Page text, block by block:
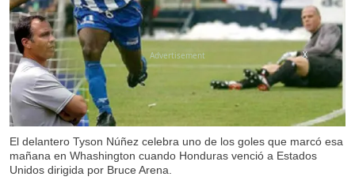
El delantero Tyson Núñez celebra uno de los goles que marcó esa
mañana en Whashington cuando Honduras venció a Estados
Unidos dirigida por Bruce Arena.
X